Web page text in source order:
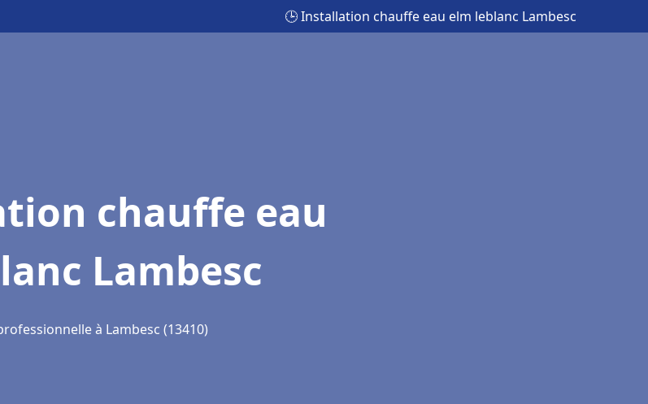
🕒 Installation chauffe eau elm leblanc Lambesc
chauffe eau
Lambesc
à Lambesc (13410)